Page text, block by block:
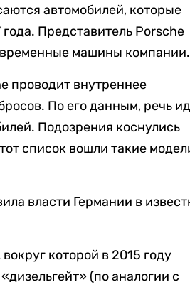
автомобилей, которые
Представитель Porsche
машины компании.
проводит внутреннее
По его данным, речь
Подозрения коснулись
список вошли такие
власти Германии в
которой в 2015 году
(по аналогии с